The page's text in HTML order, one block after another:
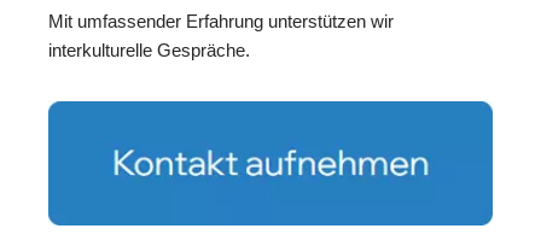
Mit umfassender Erfahrung unterstützen wir
interkulturelle Gespräche.